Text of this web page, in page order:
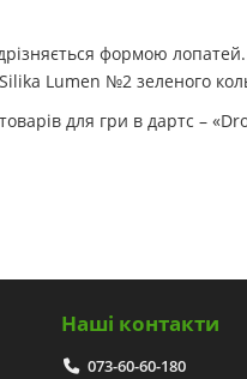
формою
Lumen №2 зеленого
для гри в дартс –
Наші контакти
073-60-60-180